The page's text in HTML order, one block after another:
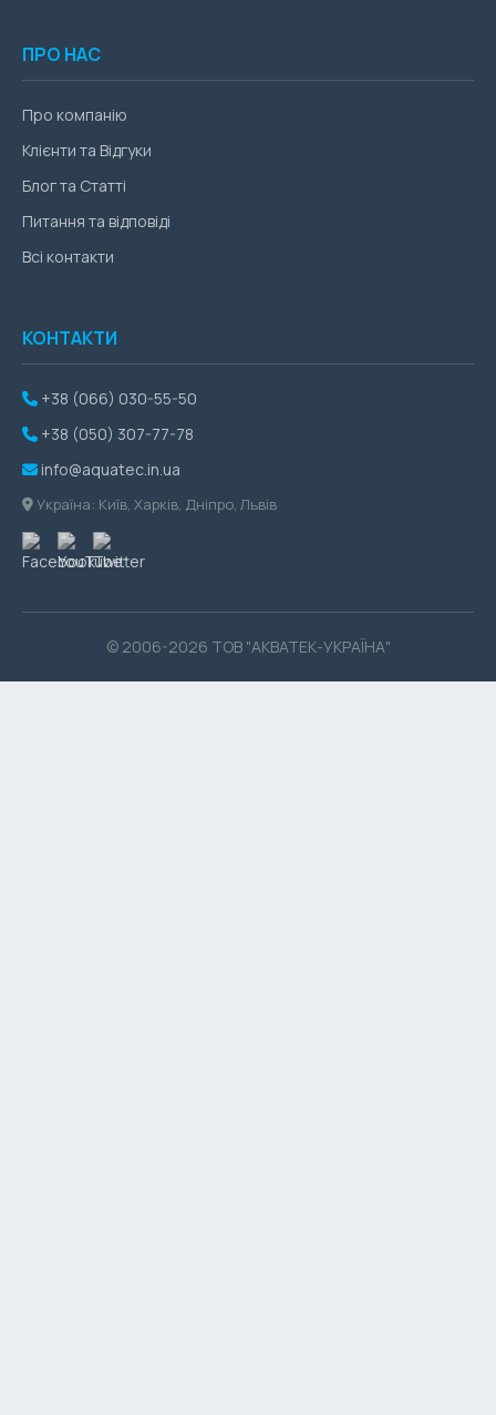
ПРО НАС
Про компанію
Клієнти та Відгуки
Блог та Статті
Питання та відповіді
Всі контакти
КОНТАКТИ
+38 (066) 030-55-50
+38 (050) 307-77-78
info@aquatec.in.ua
Україна: Київ, Харків, Дніпро, Львів
© 2006-2026 ТОВ "АКВАТЕК-УКРАЇНА"